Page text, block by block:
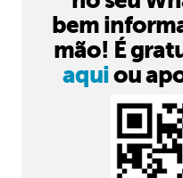
bem
mão! É
aquiou